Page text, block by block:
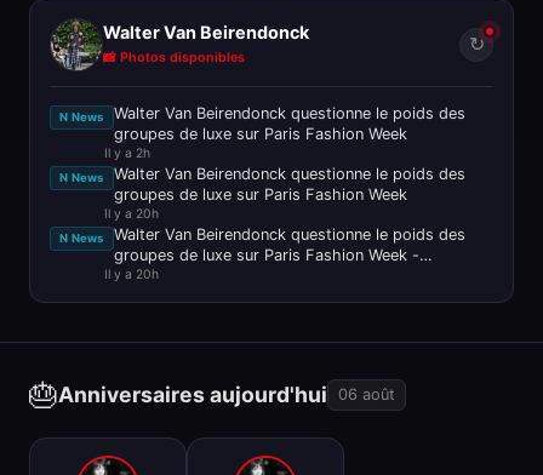
Walter Van Beirendonck
📸 Photos disponibles
↻
N News
Walter Van Beirendonck questionne le poids des
groupes de luxe sur Paris Fashion Week
Il y a 2h
N News
Walter Van Beirendonck questionne le poids des
groupes de luxe sur Paris Fashion Week
Il y a 20h
N News
Walter Van Beirendonck questionne le poids des
groupes de luxe sur Paris Fashion Week -
FashionUnited
Il y a 20h
🎂Anniversaires aujourd'hui 06 août